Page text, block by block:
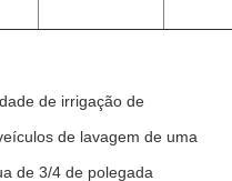
de irrigação de
de lavagem de uma
de 3/4 de polegada